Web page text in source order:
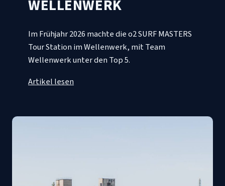
WELLENWERK
Im Frühjahr 2026 machte die o2 SURF MASTERS
Tour Station im Wellenwerk, mit Team
Wellenwerk unter den Top 5.
Artikel lesen